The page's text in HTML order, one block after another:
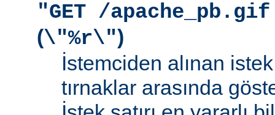
"GET /
(\"%r\")
İstemciden alınan istek
tırnaklar arasında